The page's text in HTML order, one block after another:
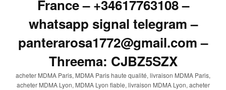
France – +34617763108 –
whatsapp signal telegram –
panterarosa1772@gmail.com –
Threema: CJBZ5SZX
acheter MDMA Paris, MDMA Paris haute qualité, livraison MDMA Paris,
acheter MDMA Lyon, MDMA Lyon fiable, livraison MDMA Lyon, acheter